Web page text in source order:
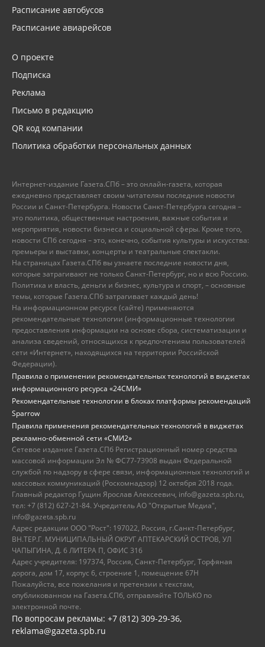
Расписание автобусов
Расписание авиарейсов
О проекте
Подписка
Реклама
Письмо в редакцию
QR код компании
Политика обработки персональных данных
Интернет-издание Газета.СПб – это онлайн-газета, которая
ежедневно представляет своим читателям последние новости
России и Санкт-Петербурга. Новости Санкт-Петербурга сегодня –
это политика, общественные настроения, важные события и
мероприятия, новости бизнеса и социальной сферы. Кроме того,
новости СПб сегодня – это, конечно, события культуры и искусства:
премьеры и выставки, концерты и театральные спектакли.
На страницах Газета.СПб вы узнаете последние новости дня,
которые затрагивают не только Санкт-Петербург, но и всю Россию.
Политика и власть, деньги и бизнес, культура и спорт, – основные
темы, которые Газета.СПб затрагивает каждый день!
На информационном ресурсе (сайте) применяются
рекомендательные технологии (информационные технологии
предоставления информации на основе сбора, систематизации и
анализа сведений, относящихся к предпочтениям пользователей
сети «Интернет», находящихся на территории Российской
Федерации).
Правила о применении рекомендательных технологий в виджетах
информационного ресурса «24СМИ»
Рекомендательные технологии в блоках платформы рекомендаций
Sparrow
Правила применения рекомендательных технологий в виджетах
рекламно-обменной сети «СМИ2»
Сетевое издание Газета.СПб Регистрационный номер средства
массовой информации Эл № ФС77-73908 выдан Федеральной
службой по надзору в сфере связи, информационных технологий и
массовых коммуникаций (Роскомнадзор) 12 октября 2018 года.
Главный редактор Гущин Ярослав Алексеевич, info@gazeta.spb.ru,
тел: +7 (812) 627-21-84. Учредитель АО "Открытые Медиа",
info@gazeta.spb.ru
Адрес редакции ООО "Рост": 197022, Россия, г.Санкт-Петербург,
ВН.ТЕР.Г. МУНИЦИПАЛЬНЫЙ ОКРУГ АПТЕКАРСКИЙ ОСТРОВ, УЛ
ЧАПЫГИНА, Д. 6 ЛИТЕРА П, ОФИС 316
Адрес учредителя: 197374, Россия, Санкт-Петербург, Торфяная
дорога, дом 17, корпус 6, строение 1, помещение 67Н
Пожалуйста, все пожелания и претензии к текстам,
опубликованном на Газета.СПб, отправляйте ТОЛЬКО по
электронной почте.
По вопросам рекламы: +7 (812) 309-29-36,
reklama@gazeta.spb.ru